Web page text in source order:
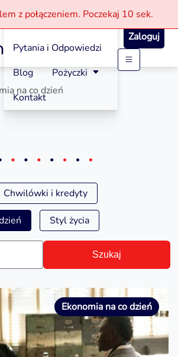
z połączeniem. Poczekaj 10 sek.
Jak aplikować?
Pytania i Odpowiedzi
Blog
Pożyczki
Kontakt
Zaloguj
na co dzień
Chwilówki i kredyty
Styl życia
Szukaj
Ekonomia na co dzień